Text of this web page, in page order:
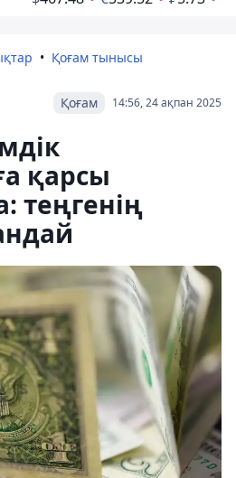
Қоғам тынысы
14:56, 24 ақпан 2025
Қоғам
қарсы
теңгенің